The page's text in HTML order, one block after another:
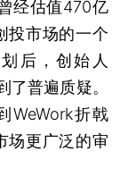
经估值470亿
投市场的一个
后，创始人
普遍质疑。
WeWork折戟
场更广泛的审